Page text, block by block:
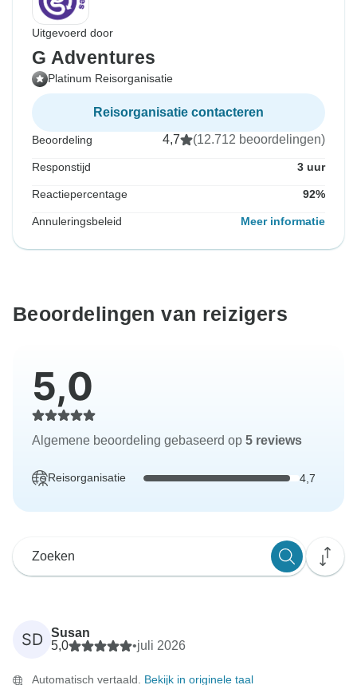
Uitgevoerd door
G Adventures
Platinum Reisorganisatie
Reisorganisatie contacteren
Beoordeling 4,7 (12.712 beoordelingen)
Responstijd 3 uur
Reactiepercentage 92%
Annuleringsbeleid Meer informatie
Beoordelingen van reizigers
5,0
Algemene beoordeling gebaseerd op 5 reviews
Reisorganisatie 4,7
SD
Susan
5,0
•juli 2026
Automatisch vertaald. Bekijk in originele taal